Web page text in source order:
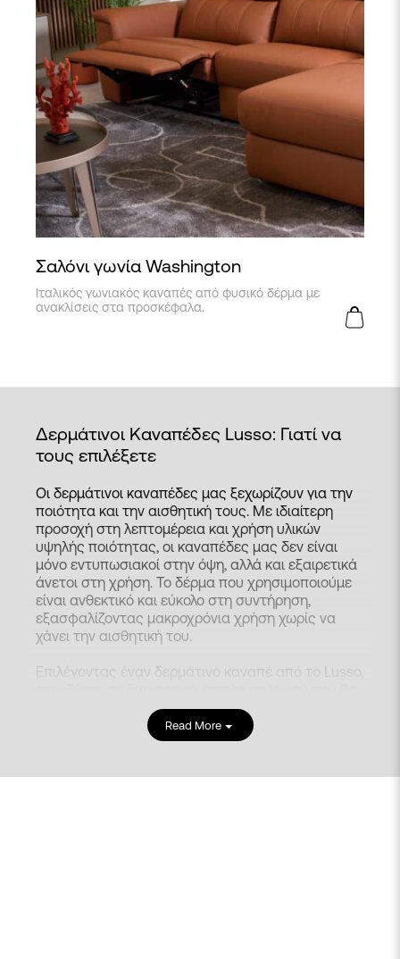
Σαλόνι γωνία Washington
Ιταλικός γωνιακός καναπές από φυσικό δέρμα με
ανακλίσεις στα προσκέφαλα.
Δερμάτινοι Καναπέδες Lusso: Γιατί να
τους επιλέξετε
Οι δερμάτινοι καναπέδες μας ξεχωρίζουν για την
ποιότητα και την αισθητική τους. Με ιδιαίτερη
προσοχή στη λεπτομέρεια και χρήση υλικών
υψηλής ποιότητας, οι καναπέδες μας δεν είναι
μόνο εντυπωσιακοί στην όψη, αλλά και εξαιρετικά
άνετοι στη χρήση. Το δέρμα που χρησιμοποιούμε
είναι ανθεκτικό και εύκολο στη συντήρηση,
εξασφαλίζοντας μακροχρόνια χρήση χωρίς να
χάνει την αισθητική του.
Επιλέγοντας έναν δερμάτινο καναπέ από το Lusso,
χαρίσουν στον χώρο σας άνεση και κομψότητα.
Αυτός εξάλλου είναι και ένας από τους
πρωταρχικούς στόχους μας. Η δημιουργία επίπλων
τους και ανθεκτικά ως προς την ποιότητά τους.
Read More